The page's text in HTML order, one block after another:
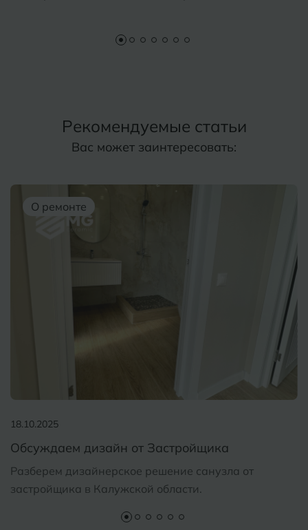
Рекомендуемые статьи
Вас может заинтересовать:
О ремонте
18.10.2025
Обсуждаем дизайн от Застройщика
Разберем дизайнерское решение санузла от
застройщика в Калужской области.